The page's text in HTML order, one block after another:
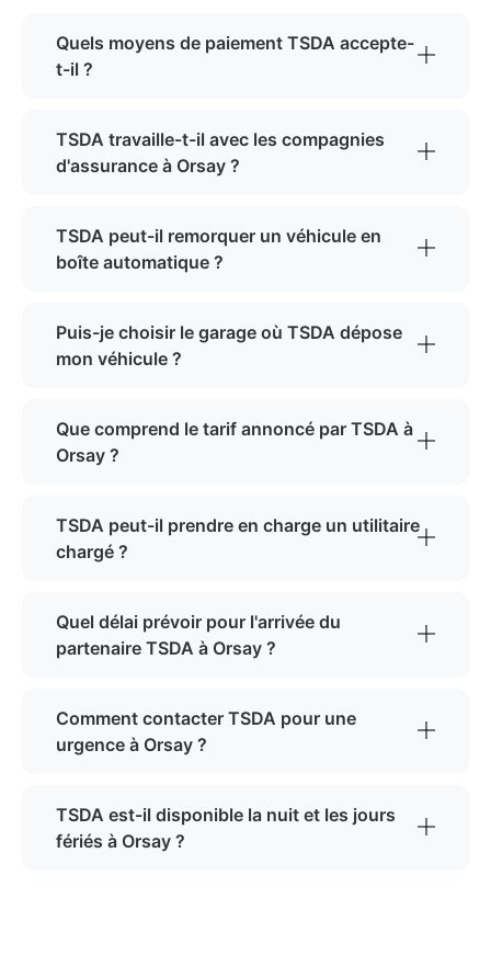
Quels moyens de paiement TSDA accepte-
t-il ?
TSDA travaille-t-il avec les compagnies
d'assurance à Orsay ?
TSDA peut-il remorquer un véhicule en
boîte automatique ?
Puis-je choisir le garage où TSDA dépose
mon véhicule ?
Que comprend le tarif annoncé par TSDA à
Orsay ?
TSDA peut-il prendre en charge un utilitaire
chargé ?
Quel délai prévoir pour l'arrivée du
partenaire TSDA à Orsay ?
Comment contacter TSDA pour une
urgence à Orsay ?
TSDA est-il disponible la nuit et les jours
fériés à Orsay ?